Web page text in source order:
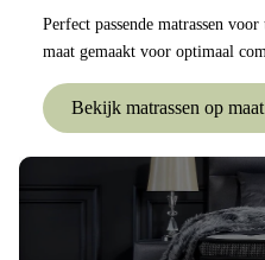
Perfect passende matrassen
maat gemaakt voor optimaal
Bekijk matrassen op maat